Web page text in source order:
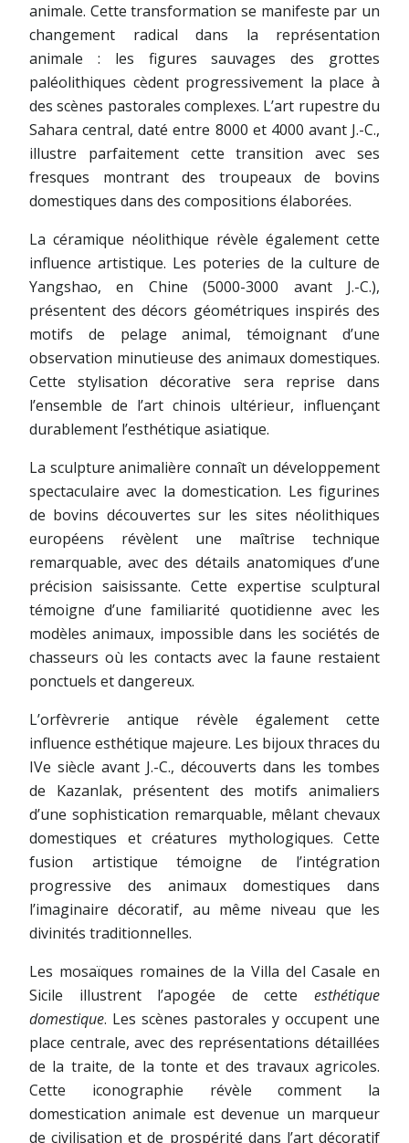
animale. Cette transformation se manifeste par un
changement radical dans la représentation
animale : les figures sauvages des grottes
paléolithiques cèdent progressivement la place à
des scènes pastorales complexes. L’art rupestre du
Sahara central, daté entre 8000 et 4000 avant J.-C.,
illustre parfaitement cette transition avec ses
fresques montrant des troupeaux de bovins
domestiques dans des compositions élaborées.
La céramique néolithique révèle également cette
influence artistique. Les poteries de la culture de
Yangshao, en Chine (5000-3000 avant J.-C.),
présentent des décors géométriques inspirés des
motifs de pelage animal, témoignant d’une
observation minutieuse des animaux domestiques.
Cette stylisation décorative sera reprise dans
l’ensemble de l’art chinois ultérieur, influençant
durablement l’esthétique asiatique.
La sculpture animalière connaît un développement
spectaculaire avec la domestication. Les figurines
de bovins découvertes sur les sites néolithiques
européens révèlent une maîtrise technique
remarquable, avec des détails anatomiques d’une
précision saisissante. Cette expertise sculptural
témoigne d’une familiarité quotidienne avec les
modèles animaux, impossible dans les sociétés de
chasseurs où les contacts avec la faune restaient
ponctuels et dangereux.
L’orfèvrerie antique révèle également cette
influence esthétique majeure. Les bijoux thraces du
IVe siècle avant J.-C., découverts dans les tombes
de Kazanlak, présentent des motifs animaliers
d’une sophistication remarquable, mêlant chevaux
domestiques et créatures mythologiques. Cette
fusion artistique témoigne de l’intégration
progressive des animaux domestiques dans
l’imaginaire décoratif, au même niveau que les
divinités traditionnelles.
Les mosaïques romaines de la Villa del Casale en
Sicile illustrent l’apogée de cette esthétique
domestique. Les scènes pastorales y occupent une
place centrale, avec des représentations détaillées
de la traite, de la tonte et des travaux agricoles.
Cette iconographie révèle comment la
domestication animale est devenue un marqueur
de civilisation et de prospérité dans l’art décoratif